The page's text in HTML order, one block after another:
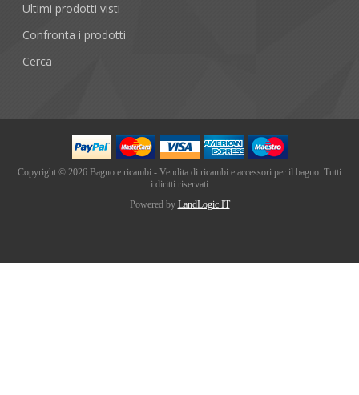
Ultimi prodotti visti
Confronta i prodotti
Cerca
Copyright © 2026 Bagno e ricambi - Vendita di ricambi e accessori per il bagno. Tutti
i diritti riservati
Powered by LandLogic IT